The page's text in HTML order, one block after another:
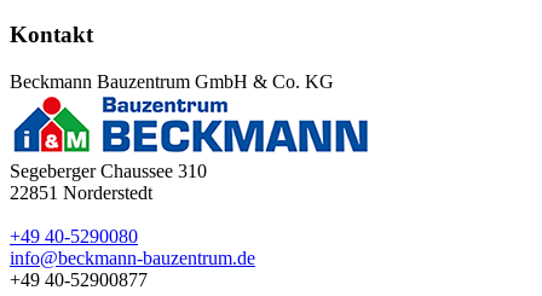
Kontakt
Beckmann Bauzentrum GmbH & Co. KG
Segeberger Chaussee 310
22851 Norderstedt
+49 40-5290080
info@beckmann-bauzentrum.de
+49 40-52900877